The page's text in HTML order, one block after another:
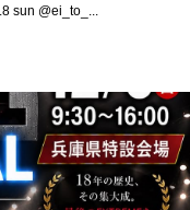
sun @ei_to_...